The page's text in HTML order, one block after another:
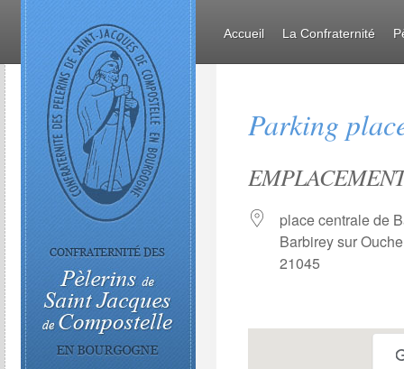
Accueil La Confraternité
Parking
place centrale de
Barbirey sur Ouche
21045